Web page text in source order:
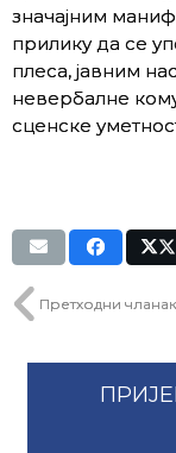
значајним
прилику да се
плеса, јавним
невербалне
сценске
Претходни чланак